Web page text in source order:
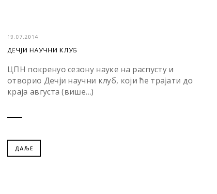
19.07.2014
ДЕЧЈИ НАУЧНИ КЛУБ
ЦПН покренуо сезону науке на распусту и
отворио Дечји научни клуб, који ће трајати до
краја августа (више…)
ДАЉЕ